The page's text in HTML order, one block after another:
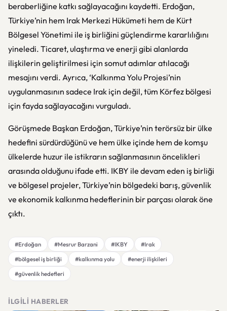
beraberliğine katkı sağlayacağını kaydetti. Erdoğan,
Türkiye’nin hem Irak Merkezi Hükümeti hem de Kürt
Bölgesel Yönetimi ile iş birliğini güçlendirme kararlılığını
yineledi. Ticaret, ulaştırma ve enerji gibi alanlarda
ilişkilerin geliştirilmesi için somut adımlar atılacağı
mesajını verdi. Ayrıca, ‘Kalkınma Yolu Projesi’nin
uygulanmasının sadece Irak için değil, tüm Körfez bölgesi
için fayda sağlayacağını vurguladı.
Görüşmede Başkan Erdoğan, Türkiye’nin terörsüz bir ülke
hedefini sürdürdüğünü ve hem ülke içinde hem de komşu
ülkelerde huzur ile istikrarın sağlanmasının öncelikleri
arasında olduğunu ifade etti. IKBY ile devam eden iş birliği
ve bölgesel projeler, Türkiye’nin bölgedeki barış, güvenlik
ve ekonomik kalkınma hedeflerinin bir parçası olarak öne
çıktı.
#Erdoğan #Mesrur Barzani #IKBY
#Irak
#bölgesel iş birliği
#kalkınma yolu
#enerji ilişkileri
#güvenlik hedefleri
İLGILI HABERLER